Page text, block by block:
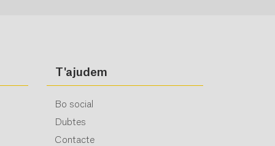
T'ajudem
Bo social
Dubtes
Contacte